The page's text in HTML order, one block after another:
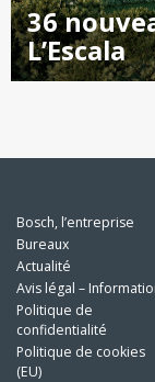
36
L’Escala
Bosch, l’entreprise
Bureaux
Actualité
Avis légal –
Politique de
confidentialité
Politique de cookies
(EU)